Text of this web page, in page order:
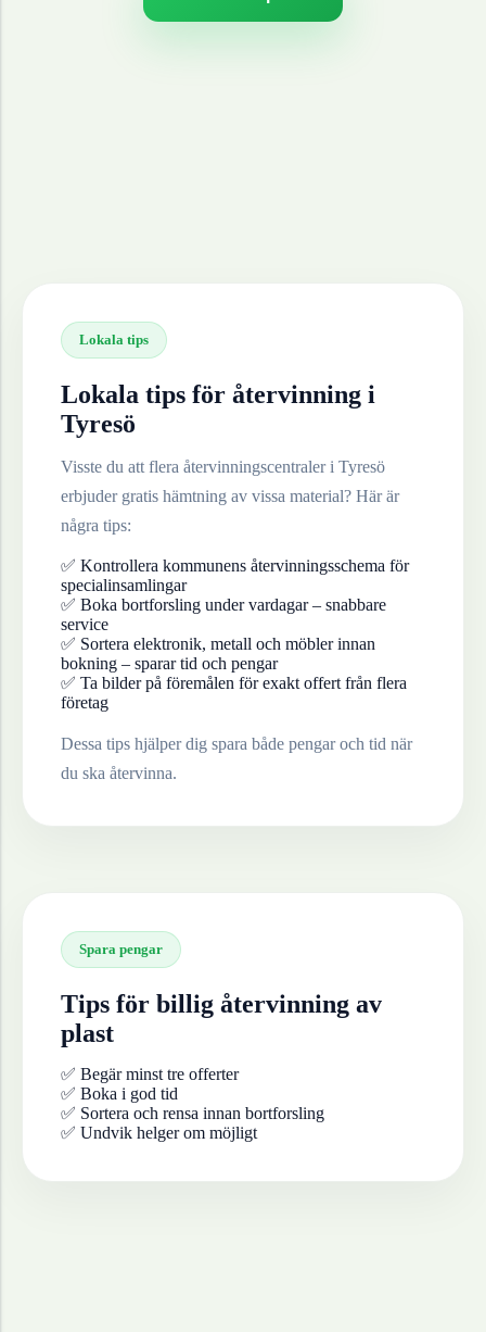
Lokala tips
Lokala tips för återvinning i
Tyresö
Visste du att flera återvinningscentraler i Tyresö
erbjuder gratis hämtning av vissa material? Här är
några tips:
✅ Kontrollera kommunens återvinningsschema för
specialinsamlingar
✅ Boka bortforsling under vardagar – snabbare
service
✅ Sortera elektronik, metall och möbler innan
bokning – sparar tid och pengar
✅ Ta bilder på föremålen för exakt offert från flera
företag
Dessa tips hjälper dig spara både pengar och tid när
du ska återvinna.
Spara pengar
Tips för billig återvinning av
plast
✅ Begär minst tre offerter
✅ Boka i god tid
✅ Sortera och rensa innan bortforsling
✅ Undvik helger om möjligt